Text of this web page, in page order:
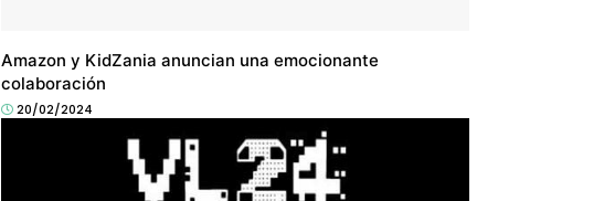
Amazon y KidZania anuncian una emocionante
colaboración
20/02/2024